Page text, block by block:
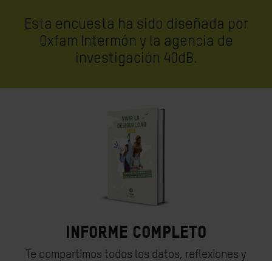
Esta encuesta ha sido diseñada por
Oxfam Intermón y la agencia de
investigación 40dB.
Informe completo
Te compartimos todos los datos, reflexiones y